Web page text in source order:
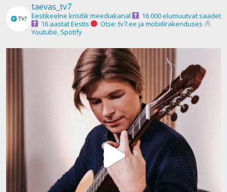
taevas_tv7
Eestikeelne kristlik meediakanal
16 000 elumuutvat saadet
16 aastat Eestis
Otse: tv7.ee ja mobiilirakenduses
Youtube, Spotify